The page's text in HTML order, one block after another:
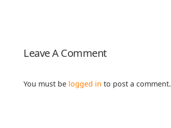
Leave A Comment
You must be logged in to post a comment.